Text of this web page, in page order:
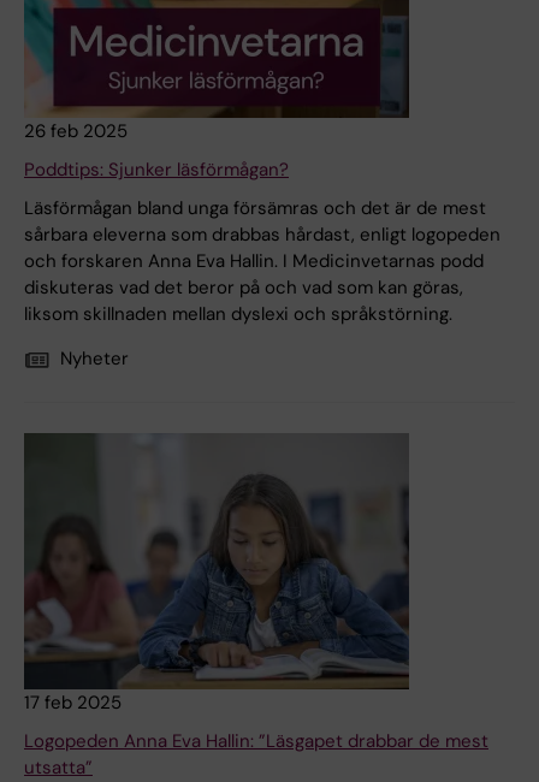
26 feb 2025
Poddtips: Sjunker läsförmågan?
Läsförmågan bland unga försämras och det är de mest
sårbara eleverna som drabbas hårdast, enligt logopeden
och forskaren Anna Eva Hallin. I Medicinvetarnas podd
diskuteras vad det beror på och vad som kan göras,
liksom skillnaden mellan dyslexi och språkstörning.
Nyheter
17 feb 2025
Logopeden Anna Eva Hallin: ”Läsgapet drabbar de mest
utsatta”